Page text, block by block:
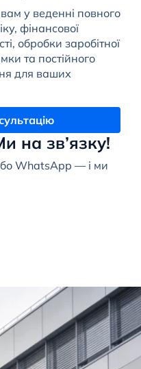
на зв’язку!
WhatsApp — і ми
у веденні повного
фінансової
обробки заробітної
та постійного
для ваших